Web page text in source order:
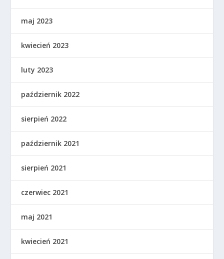
maj 2023
kwiecień 2023
luty 2023
październik 2022
sierpień 2022
październik 2021
sierpień 2021
czerwiec 2021
maj 2021
kwiecień 2021